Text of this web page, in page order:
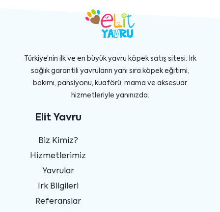
Türkiye’nin ilk ve en büyük yavru köpek satış sitesi. Irk
sağlık garantili yavruların yanı sıra köpek eğitimi,
bakımı, pansiyonu, kuaförü, mama ve aksesuar
hizmetleriyle yanınızda.
Elit Yavru
Biz Kimiz?
Hizmetlerimiz
Yavrular
Irk Bilgileri
Referanslar